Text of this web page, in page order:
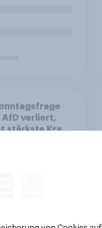
AfD verliert,
stärkste Kraft